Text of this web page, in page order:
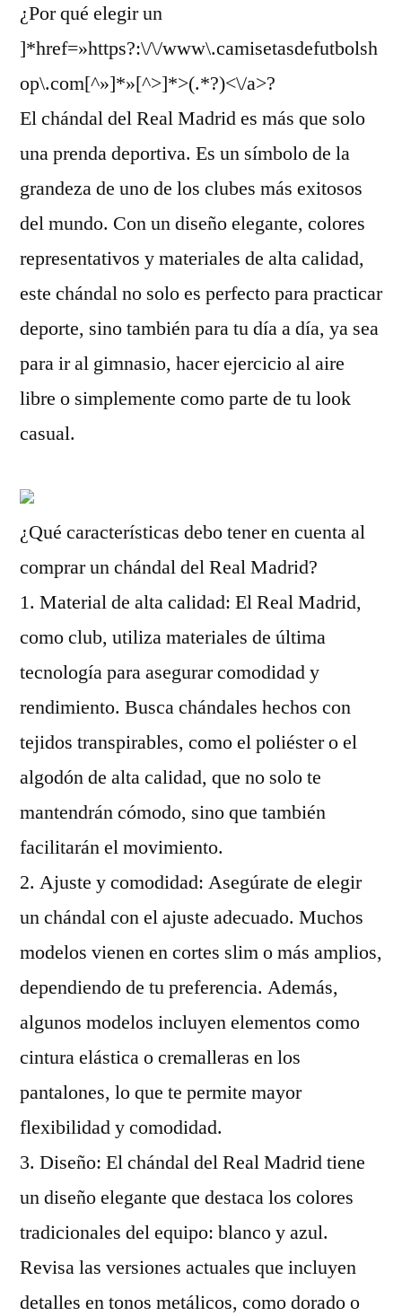
¿Por qué elegir un
]*href=»https?:\/\/www\.camisetasdefutbolsh
op\.com[^»]*»[^>]*>(.*?)<\/a>?
El chándal del Real Madrid es más que solo
una prenda deportiva. Es un símbolo de la
grandeza de uno de los clubes más exitosos
del mundo. Con un diseño elegante, colores
representativos y materiales de alta calidad,
este chándal no solo es perfecto para practicar
deporte, sino también para tu día a día, ya sea
para ir al gimnasio, hacer ejercicio al aire
libre o simplemente como parte de tu look
casual.
¿Qué características debo tener en cuenta al
comprar un chándal del Real Madrid?
1. Material de alta calidad: El Real Madrid,
como club, utiliza materiales de última
tecnología para asegurar comodidad y
rendimiento. Busca chándales hechos con
tejidos transpirables, como el poliéster o el
algodón de alta calidad, que no solo te
mantendrán cómodo, sino que también
facilitarán el movimiento.
2. Ajuste y comodidad: Asegúrate de elegir
un chándal con el ajuste adecuado. Muchos
modelos vienen en cortes slim o más amplios,
dependiendo de tu preferencia. Además,
algunos modelos incluyen elementos como
cintura elástica o cremalleras en los
pantalones, lo que te permite mayor
flexibilidad y comodidad.
3. Diseño: El chándal del Real Madrid tiene
un diseño elegante que destaca los colores
tradicionales del equipo: blanco y azul.
Revisa las versiones actuales que incluyen
detalles en tonos metálicos, como dorado o